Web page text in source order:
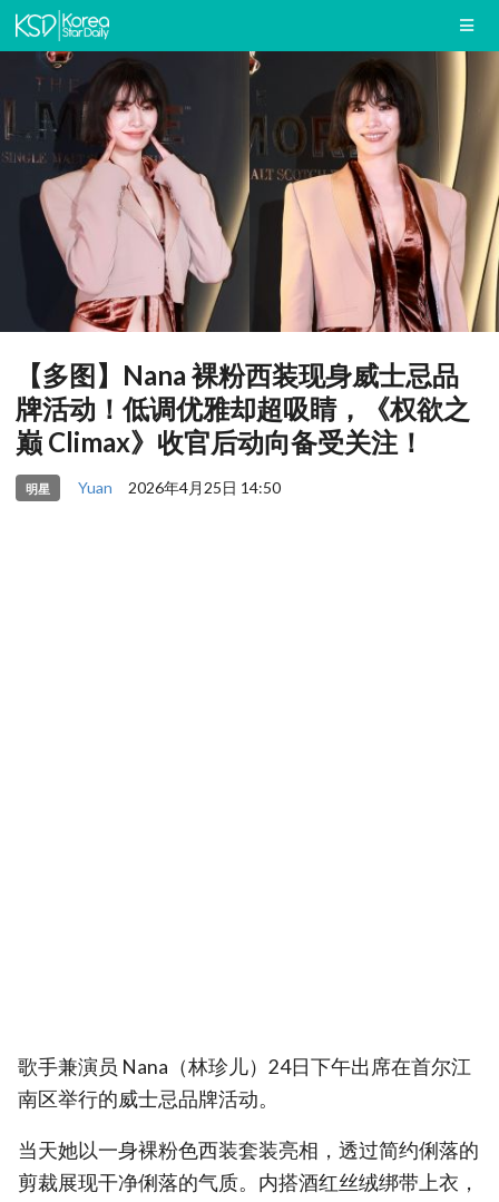
【多图】Nana 裸粉西装现身威士忌品
牌活动！低调优雅却超吸睛，《权欲之
巅 Climax》收官后动向备受关注！
明星 Yuan 2026年4月25日 14:50
歌手兼演员 Nana（林珍儿）24日下午出席在首尔江
南区举行的威士忌品牌活动。
当天她以一身裸粉色西装套装亮相，透过简约俐落的
剪裁展现干净俐落的气质。内搭酒红丝绒绑带上衣，